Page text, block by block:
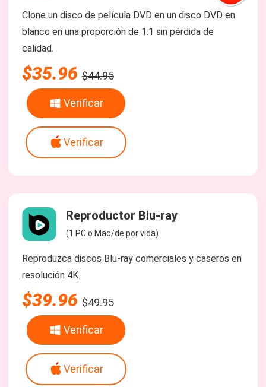
Clone un disco de película DVD en un disco DVD en
blanco en una proporción de 1:1 sin pérdida de
calidad.
$35.96 $44.95
Verificar
Verificar
Reproductor Blu-ray
(1 PC o Mac/de por vida)
Reproduzca discos Blu-ray comerciales y caseros en
resolución 4K.
$39.96 $49.95
Verificar
Verificar